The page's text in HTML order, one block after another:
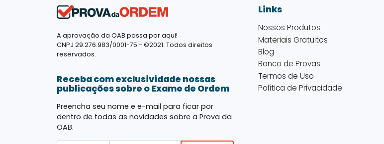
A aprovação da OAB passa por aqui!
CNPJ 29.276.983/0001-75 - ©2021. Todos direitos
reservados.
Receba com exclusividade nossas
publicações sobre o Exame de Ordem
Preencha seu nome e e-mail para ficar por
dentro de todas as novidades sobre a Prova da
OAB.
Links
Nossos Produtos
Materiais Gratuitos
Blog
Banco de Provas
Termos de Uso
Política de Privacidade